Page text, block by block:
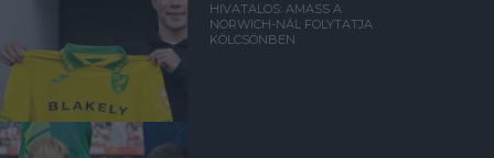
HIVATALOS: AMASS A
NORWICH-NÁL FOLYTATJA
KÖLCSÖNBEN